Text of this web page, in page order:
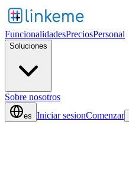
FuncionalidadesPreciosPersonal
Soluciones
Sobre nosotros
es Iniciar sesionComenzar